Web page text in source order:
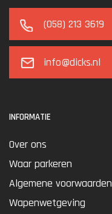
(058) 213 3619
info@dicks.nl
INFORMATIE
Over ons
Waar parkeren
Algemene voorwaarden
Wapenwetgeving